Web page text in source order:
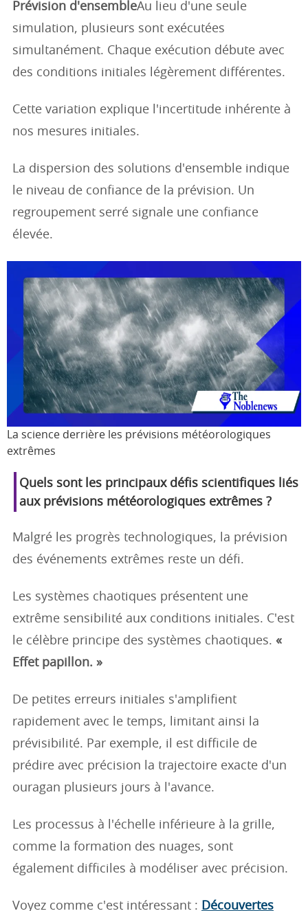
Prévision d'ensembleAu lieu d'une seule
simulation, plusieurs sont exécutées
simultanément. Chaque exécution débute avec
des conditions initiales légèrement différentes.
Cette variation explique l'incertitude inhérente à
nos mesures initiales.
La dispersion des solutions d'ensemble indique
le niveau de confiance de la prévision. Un
regroupement serré signale une confiance
élevée.
La science derrière les prévisions météorologiques
extrêmes
Quels sont les principaux défis scientifiques liés
aux prévisions météorologiques extrêmes ?
Malgré les progrès technologiques, la prévision
des événements extrêmes reste un défi.
Les systèmes chaotiques présentent une
extrême sensibilité aux conditions initiales. C'est
le célèbre principe des systèmes chaotiques. «
Effet papillon. »
De petites erreurs initiales s'amplifient
rapidement avec le temps, limitant ainsi la
prévisibilité. Par exemple, il est difficile de
prédire avec précision la trajectoire exacte d'un
ouragan plusieurs jours à l'avance.
Les processus à l'échelle inférieure à la grille,
comme la formation des nuages, sont
également difficiles à modéliser avec précision.
Voyez comme c'est intéressant : Découvertes